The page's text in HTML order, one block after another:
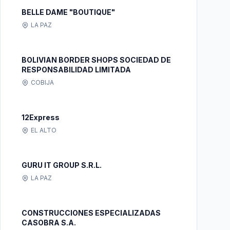
BELLE DAME "BOUTIQUE"
LA PAZ
BOLIVIAN BORDER SHOPS SOCIEDAD DE
RESPONSABILIDAD LIMITADA
COBIJA
12Express
EL ALTO
GURU IT GROUP S.R.L.
LA PAZ
CONSTRUCCIONES ESPECIALIZADAS
CASOBRA S.A.